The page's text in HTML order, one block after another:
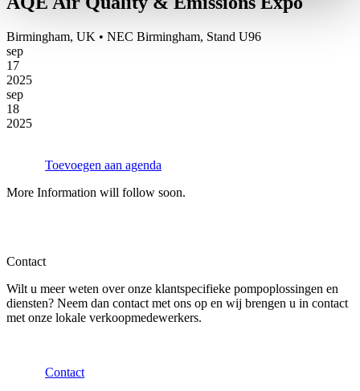
Birmingham, UK • NEC Birmingham, Stand U96
sep
17
2025
sep
18
2025
Toevoegen aan agenda
More Information will follow soon.
Contact
Wilt u meer weten over onze klantspecifieke pompoplossingen en
diensten? Neem dan contact met ons op en wij brengen u in contact
met onze lokale verkoopmedewerkers.
Contact